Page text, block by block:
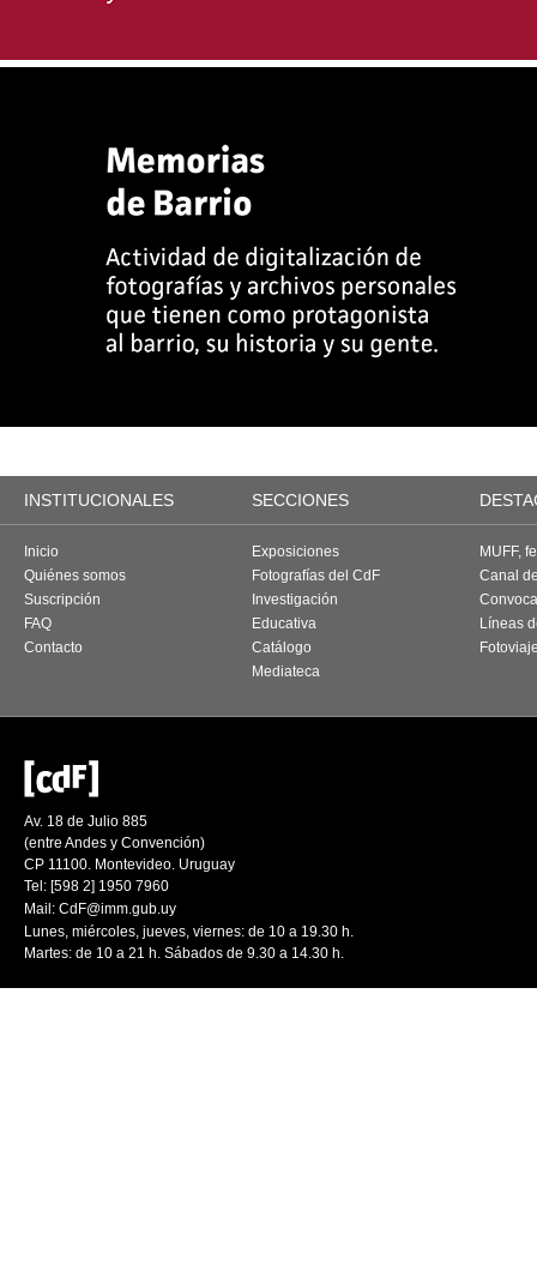
INSTITUCIONALES SECCIONES
Inicio
Quiénes somos
Suscripción
FAQ
Contacto
Exposiciones
Fotografías del CdF
Investigación
Educativa
Catálogo
Mediateca
MUFF,
Canal
Líneas
Av. 18 de Julio 885
(entre Andes y Convención)
CP 11100. Montevideo. Uruguay
Tel: [598 2] 1950 7960
Mail: CdF@imm.gub.uy
Lunes, miércoles, jueves, viernes: de 10 a 19.30 h.
Martes: de 10 a 21 h. Sábados de 9.30 a 14.30 h.